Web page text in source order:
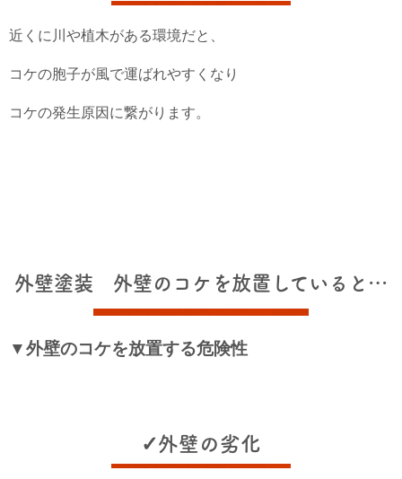
近くに川や植木がある環境だと、
コケの胞子が風で運ばれやすくなり
コケの発生原因に繋がります。
外壁塗装 外壁のコケを放置していると…
▼外壁のコケを放置する危険性
✓外壁の劣化